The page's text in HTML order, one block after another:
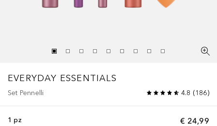
EVERYDAY ESSENTIALS
Set Pennelli 4.8 (186)
€ 24,99
1 pz